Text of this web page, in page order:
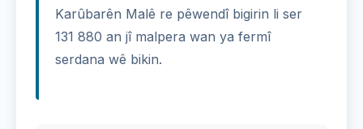
Karûbarên Malê re pêwendî bigirin li ser
131 880 an jî malpera wan ya fermî
serdana wê bikin.